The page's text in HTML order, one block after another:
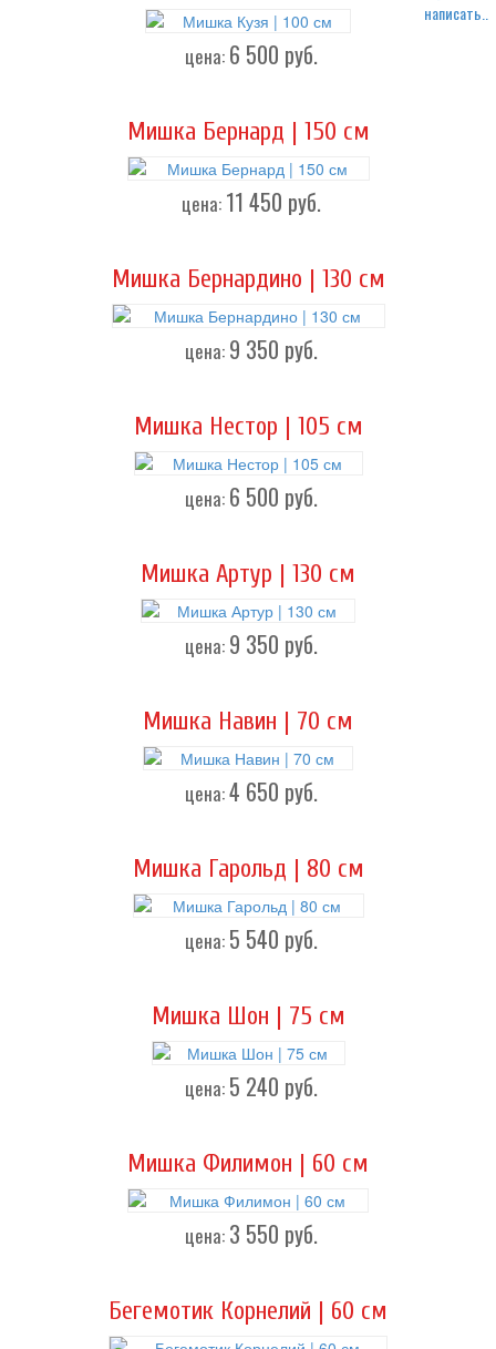
написать..
цена: 6 500 руб.
Мишка Бернард | 150 см
цена: 11 450 руб.
Мишка Бернардино | 130 см
цена: 9 350 руб.
Мишка Нестор | 105 см
цена: 6 500 руб.
Мишка Артур | 130 см
цена: 9 350 руб.
Мишка Навин | 70 см
цена:4 650 руб.
Мишка Гарольд | 80 см
цена: 5 540 руб.
Мишка Шон | 75 см
цена: 5 240 руб.
Мишка Филимон | 60 см
цена: 3 550 руб.
Бегемотик Корнелий | 60 см